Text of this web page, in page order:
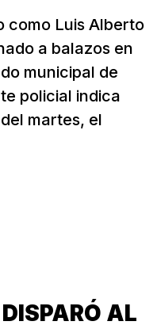
como Luis Alberto
a balazos en
municipal de
policial indica
martes, el
AL